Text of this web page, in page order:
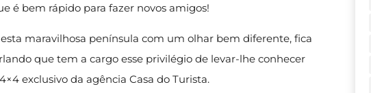
é bem rápido para fazer novos amigos!
maravilhosa península com um olhar bem diferente, fica
que tem a cargo esse privilégio de levar-lhe conhecer
exclusivo da agência Casa do Turista.